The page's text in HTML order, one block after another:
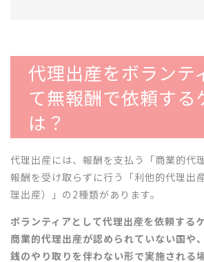
代理出産をボランテ
て無報酬で依頼する
は？
代理出産には、報酬を支払う「商業的代
報酬を受け取らずに行う「利他的代理出
理出産）」の2種類があります。
ボランティアとして代理出産を依頼する
商業的代理出産が認められていない国や
銭のやり取りを伴わない形で実施される